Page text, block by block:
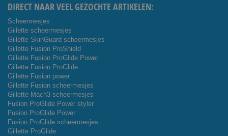
DIRECT NAAR VEEL GEZOCHTE ARTIKELEN:
Scheermesjes
Gillette scheermesjes
Gillette SkinGuard scheermesjes
Gillette Fusion ProShield
Gillette Fusion ProGlide Power
Gillette Fusion ProGlide
Gillette Fusion power
Gillette Fusion scheermesjes
Gillette Mach3 scheermesjes
Fusion ProGlide Power styler
Fusion ProGlide Power
Fusion ProGlide scheermesjes
Gillette ProGlide